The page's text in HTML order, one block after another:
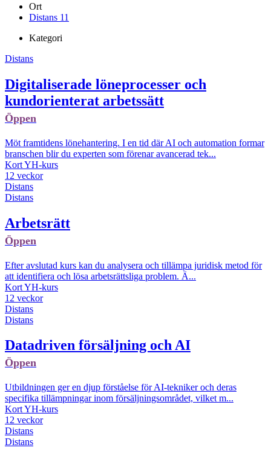
Ort
Distans 11
Kategori
Distans
Digitaliserade löneprocesser och
kundorienterat arbetssätt
Öppen
Möt framtidens lönehantering. I en tid där AI och automation formar
branschen blir du experten som förenar avancerad tek...
Kort YH-kurs
12 veckor
Distans
Distans
Arbetsrätt
Öppen
Efter avslutad kurs kan du analysera och tillämpa juridisk metod för
att identifiera och lösa arbetsrättsliga problem. Ä...
Kort YH-kurs
12 veckor
Distans
Distans
Datadriven försäljning och AI
Öppen
Utbildningen ger en djup förståelse för AI-tekniker och deras
specifika tillämpningar inom försäljningsområdet, vilket m...
Kort YH-kurs
12 veckor
Distans
Distans